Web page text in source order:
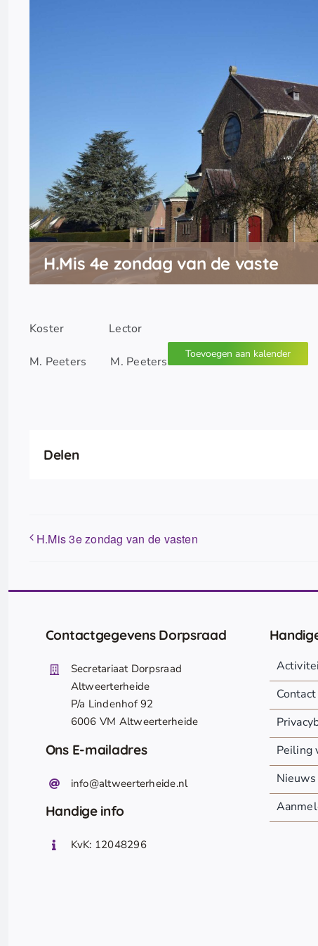
H.Mis 4e zondag van de vaste
Koster Lector
M. Peeters M. Peeters
Toevoegen aan kalender
Delen
H.Mis 3e zondag van de vasten
Contactgegevens Dorpsraad
Secretariaat Dorpsraad
Altweerterheide
P/a Lindenhof 92
6006 VM Altweerterheide
Ons E-mailadres
info@altweerterheide.nl
Handige info
KvK: 12048296
Contact
Peiling
Nieuws